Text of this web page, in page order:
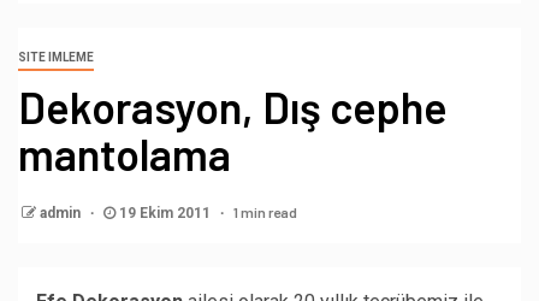
SITE IMLEME
Dekorasyon, Dış cephe
mantolama
admin 19 Ekim 2011 1 min read